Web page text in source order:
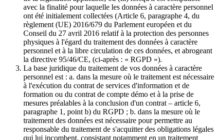
avec la finalité pour laquelle les données à caractère personnel
ont été initialement collectées (Article 6, paragraphe 4, du
règlement (UE) 2016/679 du Parlement européen et du
Conseil du 27 avril 2016 relatif à la protection des personnes
physiques à l'égard du traitement des données à caractère
personnel et à la libre circulation de ces données, et abrogeant
la directive 95/46/CE, (ci-après : « RGPD »).
La base juridique du traitement de vos données à caractère
personnel est : a. dans la mesure où le traitement est nécessaire
à l'exécution du contrat de services d'information et de
formation ou du contrat de compte démo et à la prise de
mesures préalables à la conclusion d'un contrat – article 6,
paragraphe 1, point b) du RGPD ; b. dans la mesure où le
traitement des données est nécessaire pour permettre au
responsable du traitement de s'acquitter des obligations légales
qui lui incombent, consistant notamment en un traitement